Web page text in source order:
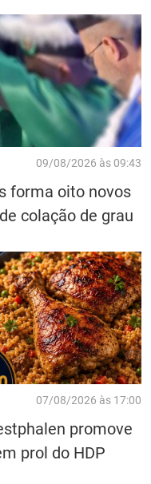
09/08/2026 às 09:43
forma oito novos
colação de grau
07/08/2026 às 17:00
promove
prol do HDP